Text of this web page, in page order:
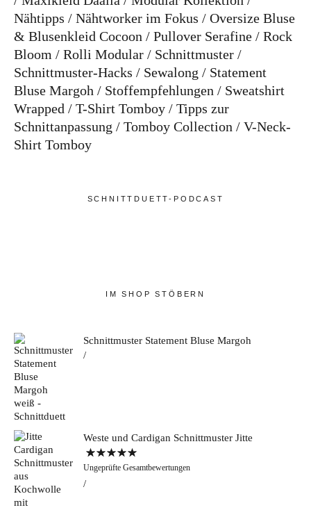
Nähtipps
Nähtworker im Fokus
Oversize Bluse
& Blusenkleid Cocoon
Pullover Serafine
Rock
Bloom
Rolli Modular
Schnittmuster
Schnittmuster-Hacks
Sewalong
Statement
Bluse Margoh
Stoffempfehlungen
Sweatshirt
Wrapped
T-Shirt Tomboy
Tipps zur
Schnittanpassung
Tomboy Collection
V-Neck-
Shirt Tomboy
SCHNITTDUETT-PODCAST
IM SHOP STÖBERN
Schnittmuster Statement Bluse Margoh
Weste und Cardigan Schnittmuster Jitte
Bewertet mit
5.00von 5
Ungeprüfte Gesamtbewertungen